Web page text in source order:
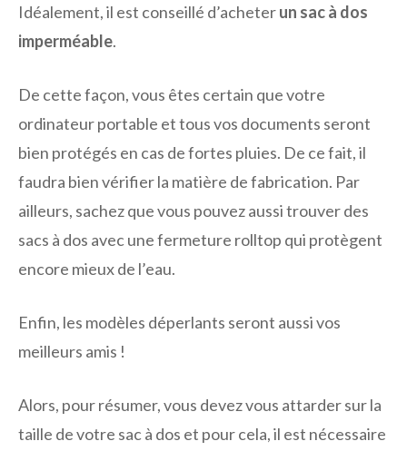
Idéalement, il est conseillé d’acheterun sac à dos
imperméable.
De cette façon, vous êtes certain que votre
ordinateur portable et tous vos documents seront
bien protégés en cas de fortes pluies. De ce fait, il
faudra bien vérifier la matière de fabrication. Par
ailleurs, sachez que vous pouvez aussi trouver des
sacs à dos avec une fermeture rolltop qui protègent
encore mieux de l’eau.
Enfin, les modèles déperlants seront aussi vos
meilleurs amis !
Alors, pour résumer, vous devez vous attarder sur la
taille de votre sac à dos et pour cela, il est nécessaire